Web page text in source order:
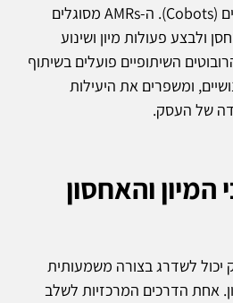
(AMRs) ורובוטים שיתופיים (Cobots). ה-AMRs מסוגלים
ולבצע פעולות מיון ושינוע
השיתופיים פועלים בשיתוף
ומשפרים את היעילות
של העסק.
והאחסון
יכול לשדרג בצורה משמעותית
אחת הדרכים המרכזיות לשלב